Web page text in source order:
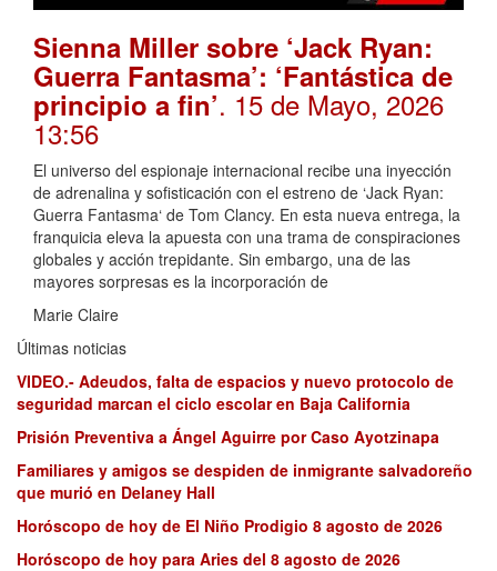
Sienna Miller sobre ‘Jack Ryan:
Guerra Fantasma’: ‘Fantástica de
principio a fin’. 15 de Mayo, 2026
13:56
El universo del espionaje internacional recibe una inyección
de adrenalina y sofisticación con el estreno de ‘Jack Ryan:
Guerra Fantasma‘ de Tom Clancy. En esta nueva entrega, la
franquicia eleva la apuesta con una trama de conspiraciones
globales y acción trepidante. Sin embargo, una de las
mayores sorpresas es la incorporación de
Marie Claire
Últimas noticias
VIDEO.- Adeudos, falta de espacios y nuevo protocolo de
seguridad marcan el ciclo escolar en Baja California
Prisión Preventiva a Ángel Aguirre por Caso Ayotzinapa
Familiares y amigos se despiden de inmigrante salvadoreño
que murió en Delaney Hall
Horóscopo de hoy de El Niño Prodigio 8 agosto de 2026
Horóscopo de hoy para Aries del 8 agosto de 2026